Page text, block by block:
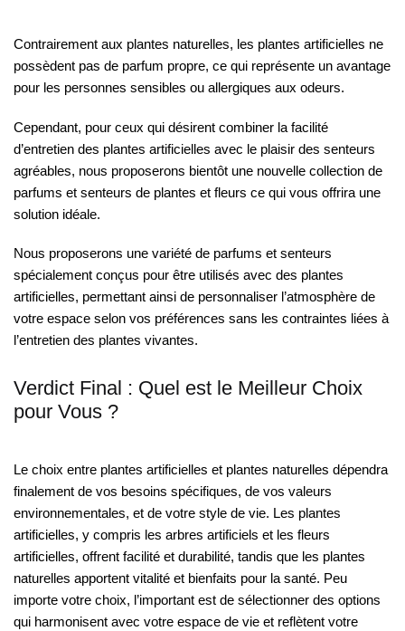
Contrairement aux plantes naturelles, les plantes artificielles ne
possèdent pas de parfum propre, ce qui représente un avantage
pour les personnes sensibles ou allergiques aux odeurs.
Cependant, pour ceux qui désirent combiner la facilité
d’entretien des plantes artificielles avec le plaisir des senteurs
agréables, nous proposerons bientôt une nouvelle collection de
parfums et senteurs de plantes et fleurs ce qui vous offrira une
solution idéale.
Nous proposerons une variété de parfums et senteurs
spécialement conçus pour être utilisés avec des plantes
artificielles, permettant ainsi de personnaliser l’atmosphère de
votre espace selon vos préférences sans les contraintes liées à
l’entretien des plantes vivantes.
Verdict Final : Quel est le Meilleur Choix
pour Vous ?
Le choix entre plantes artificielles et plantes naturelles dépendra
finalement de vos besoins spécifiques, de vos valeurs
environnementales, et de votre style de vie. Les plantes
artificielles, y compris les arbres artificiels et les fleurs
artificielles, offrent facilité et durabilité, tandis que les plantes
naturelles apportent vitalité et bienfaits pour la santé. Peu
importe votre choix, l’important est de sélectionner des options
qui harmonisent avec votre espace de vie et reflètent votre